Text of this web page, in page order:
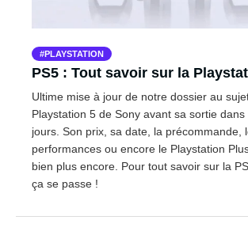
PLAYSTATION
PS5 : Tout savoir sur la
Ultime mise à jour de notre dossier au
Playstation 5 de Sony avant sa sortie
jours. Son prix, sa date, la précommande,
performances ou encore le Playstation
bien plus encore. Pour tout savoir sur la
ça se passe !